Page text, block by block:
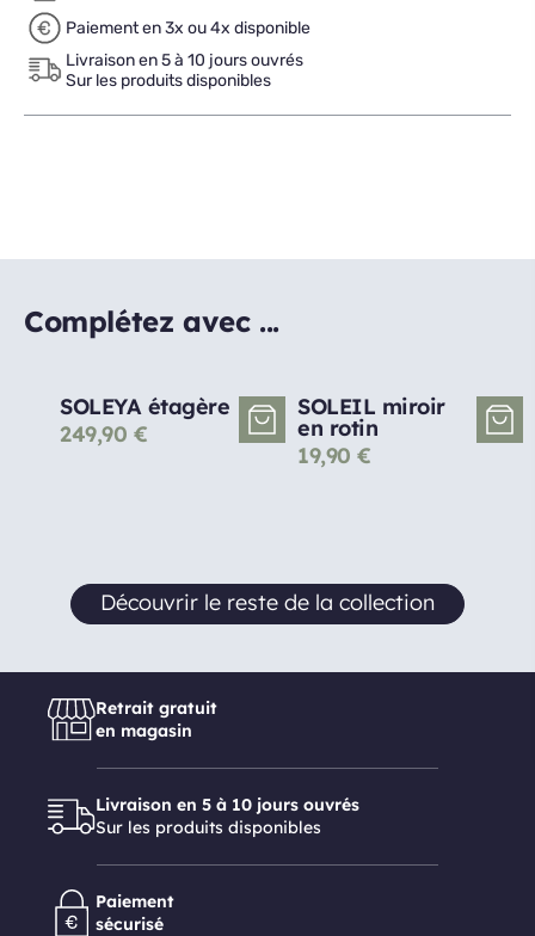
Paiement en 3x ou 4x disponible
Livraison en 5 à 10 jours ouvrés
Sur les produits disponibles
Complétez avec ...
SOLEYA étagère
249,90 €
SOLEIL miroir
en rotin
19,90 €
Découvrir le reste de la collection
Retrait gratuit
en magasin
Livraison en 5 à 10 jours ouvrés
Sur les produits disponibles
Paiement
sécurisé